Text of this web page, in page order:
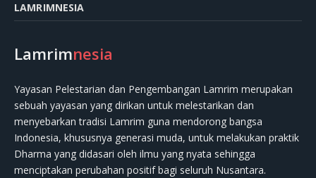
LAMRIMNESIA
Lamrimnesia
Yayasan Pelestarian dan Pengembangan Lamrim merupakan
sebuah yayasan yang dirikan untuk melestarikan dan
menyebarkan tradisi Lamrim guna mendorong bangsa
Indonesia, khususnya generasi muda, untuk melakukan praktik
Dharma yang didasari oleh ilmu yang nyata sehingga
menciptakan perubahan positif bagi seluruh Nusantara.